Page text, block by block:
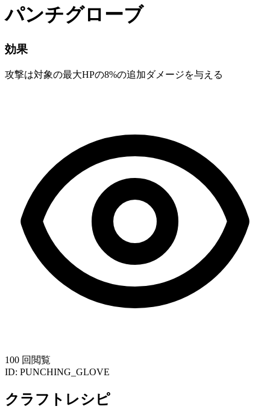
パンチグローブ
効果
攻撃は対象の最大HPの8%の追加ダメージを与える
100 回閲覧
ID: PUNCHING_GLOVE
クラフトレシピ